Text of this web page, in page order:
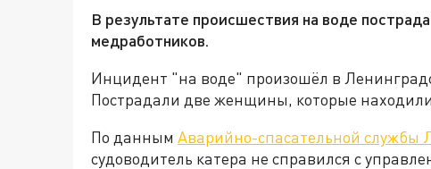
В результате происшествия на воде
медработников.
Инцидент "на воде" произошёл в
Пострадали две женщины, которые
По данным Аварийно-спасательной службы
судоводитель катера не справился с